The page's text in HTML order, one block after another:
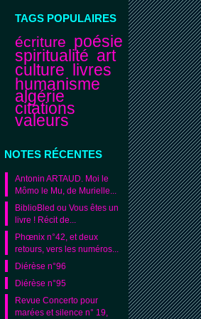
TAGS POPULAIRES
écriture poésie
spiritualité art
culture livres
humanisme
algérie
citations
valeurs
NOTES RÉCENTES
Antonin ARTAUD. Moi le
Mômo le Mu, de Murielle...
BiblioBled ou Vous êtes un
livre ! Récit de...
Phœnix n°42, et deux
retours, vers les numéros...
Diérèse n°96
Diérèse n°95
Revue Concerto pour
marées et silence n° 19,